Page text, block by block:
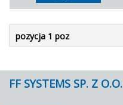
pozycja 1 poz
FF SYSTEMS SP. Z O.O.